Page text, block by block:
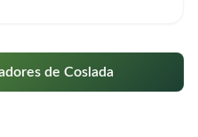
trabajadora y con muy
de Coslada